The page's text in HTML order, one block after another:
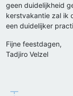
geen duidelijkheid
kerstvakantie zal ik
een duidelijker
Fijne feestdagen,
Tadjiro Velzel